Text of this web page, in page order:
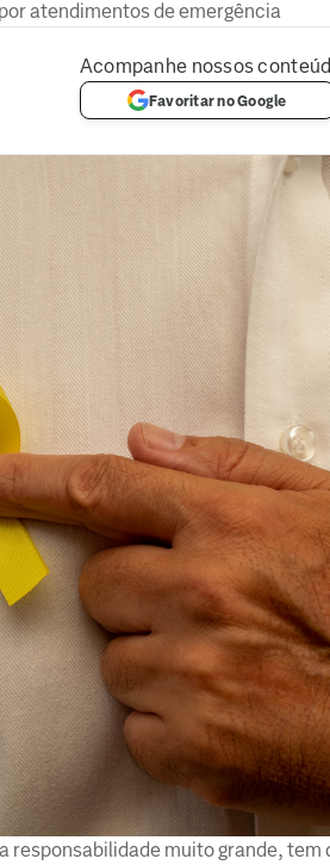
atendimentos de emergência
Acompanhe nossos
Favoritar no Google
responsabilidade muito grande, tem